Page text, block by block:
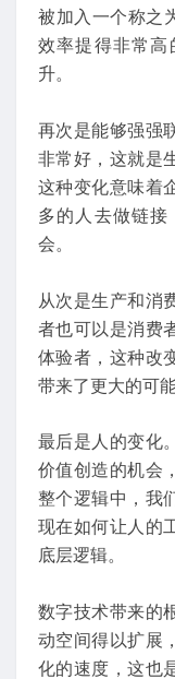
被加入一个称之
效率提得非常高
升。
再次是能够强强
非常好，这就是
这种变化意味着
多的人去做链
会。
从次是生产和消
者也可以是消费
体验者，这种改
带来了更大的可能
最后是人的变化
价值创造的机会
整个逻辑中，我
现在如何让人的
底层逻辑。
数字技术带来的
动空间得以扩展
化的速度，这也